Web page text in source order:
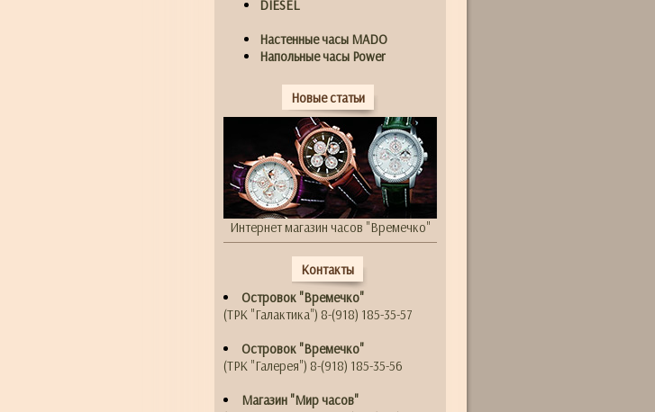
DIESEL
Настенные часы MADO
Напольные часы Power
Новые статьи
Интернет магазин часов "Времечко"
Контакты
Островок "Времечко"
(ТРК "Галактика") 8-(918) 185-35-57
Островок "Времечко"
(ТРК "Галерея") 8-(918) 185-35-56
Магазин "Мир часов"